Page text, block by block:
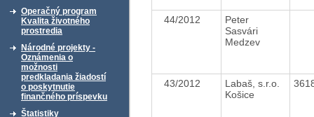
Operačný program
Kvalita životného
prostredia
Národné projekty -
Oznámenia o
možnosti
predkladania žiadostí
o poskytnutie
finančného príspevku
Štatistiky
44/2012
Peter
Sasvári
Medzev
43/2012
Labaš, s.r.o.
Košice